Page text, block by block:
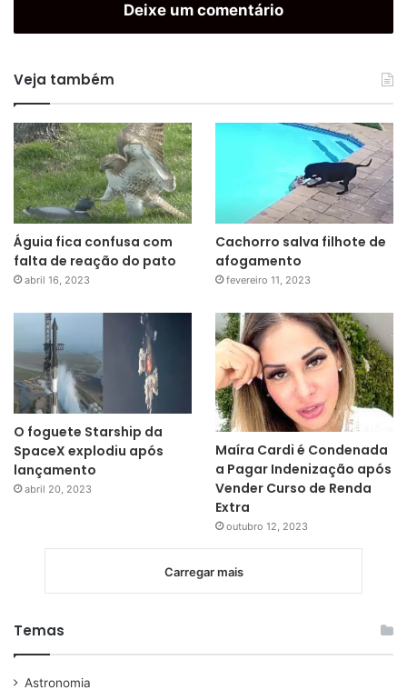
Deixe um comentário
Veja também
Águia fica confusa com
falta de reação do pato
abril 16, 2023
Cachorro salva filhote de
afogamento
fevereiro 11, 2023
O foguete Starship da
SpaceX explodiu após
lançamento
abril 20, 2023
Maíra Cardi é Condenada
a Pagar Indenização após
Vender Curso de Renda
Extra
outubro 12, 2023
Carregar mais
Temas
Astronomia